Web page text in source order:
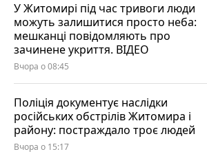
У Житомирі під час тривоги люди
можуть залишитися просто неба:
мешканці повідомляють про
зачинене укриття. ВІДЕО
Вчора о 08:45
Поліція документує наслідки
російських обстрілів Житомира і
району: постраждало троє людей
Вчора о 15:17